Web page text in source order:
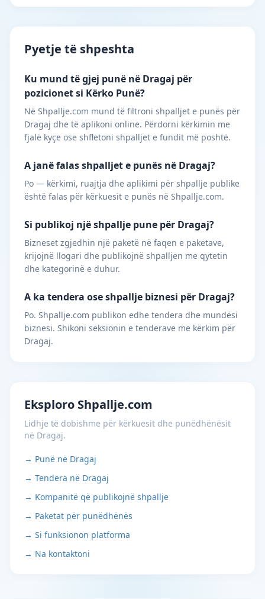
Pyetje të shpeshta
Ku mund të gjej punë në Dragaj për
pozicionet si Kërko Punë?
Në Shpallje.com mund të filtroni shpalljet e punës për
Dragaj dhe të aplikoni online. Përdorni kërkimin me
fjalë kyçe ose shfletoni shpalljet e fundit më poshtë.
A janë falas shpalljet e punës në Dragaj?
Po — kërkimi, ruajtja dhe aplikimi për shpallje publike
është falas për kërkuesit e punës në Shpallje.com.
Si publikoj një shpallje pune për Dragaj?
Bizneset zgjedhin një paketë në faqen e paketave,
krijojnë llogari dhe publikojnë shpalljen me qytetin
dhe kategorinë e duhur.
A ka tendera ose shpallje biznesi për Dragaj?
Po. Shpallje.com publikon edhe tendera dhe mundësi
biznesi. Shikoni seksionin e tenderave me kërkim për
Dragaj.
Eksploro Shpallje.com
Lidhje të dobishme për kërkuesit dhe punëdhënësit
në Dragaj.
→ Punë në Dragaj
→ Tendera në Dragaj
→ Kompanitë që publikojnë shpallje
→ Paketat për punëdhënës
→ Si funksionon platforma
→ Na kontaktoni